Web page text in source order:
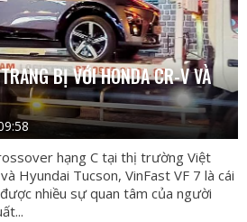
BỊ VỚI HONDA CR-V VÀ
hạng C tại thị trường Việt
Hyundai Tucson, VinFast VF 7 là cái
nhiều sự quan tâm của người